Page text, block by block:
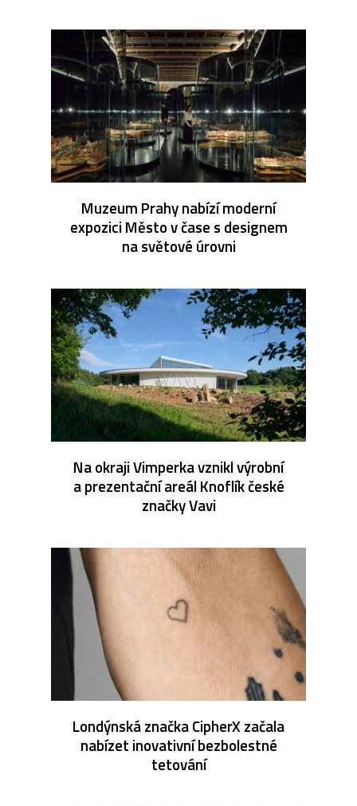
Muzeum Prahy nabízí moderní
expozici Město v čase s designem
na světové úrovni
Na okraji Vimperka vznikl výrobní
a prezentační areál Knoflík české
značky Vavi
Londýnská značka CipherX začala
nabízet inovativní bezbolestné
tetování